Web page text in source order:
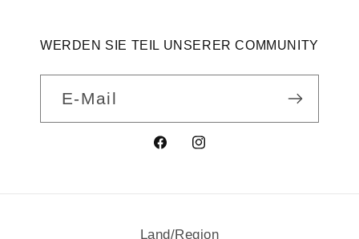
WERDEN SIE TEIL UNSERER COMMUNITY
E-Mail
FacebookInstagram
Land/Region